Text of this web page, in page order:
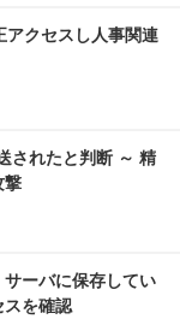
クセスし人事関連
されたと判断 ～ 精
撃
ーバに保存してい
を確認